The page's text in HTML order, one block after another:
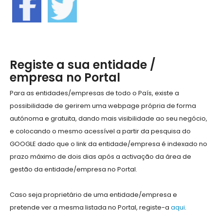
Registe a sua entidade /
empresa no Portal
Para as entidades/empresas de todo o País, existe a
possibilidade de gerirem uma webpage própria de forma
autónoma e gratuita, dando mais visibilidade ao seu negócio,
e colocando o mesmo acessível a partir da pesquisa do
GOOGLE dado que o link da entidade/empresa é indexado no
prazo máximo de dois dias após a activação da área de
gestão da entidade/empresa no Portal.
Caso seja proprietário de uma entidade/empresa e
pretende ver a mesma listada no Portal, registe-a aqui.